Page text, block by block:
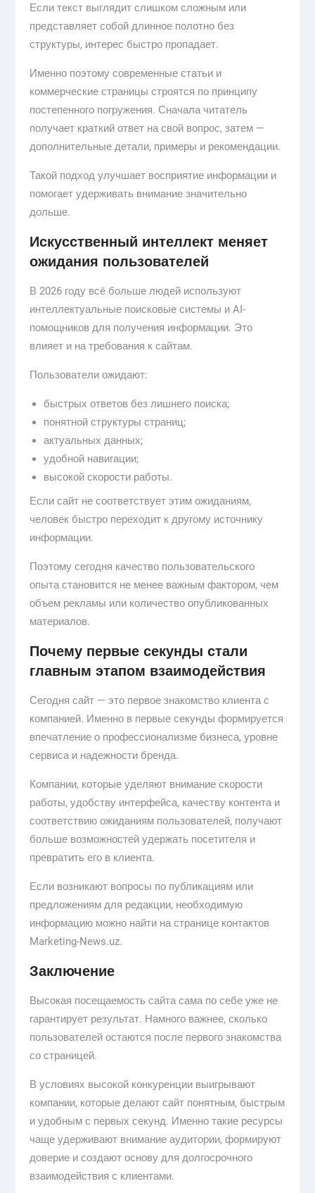
Если текст выглядит слишком сложным или
представляет собой длинное полотно без
структуры, интерес быстро пропадает.
Именно поэтому современные статьи и
коммерческие страницы строятся по принципу
постепенного погружения. Сначала читатель
получает краткий ответ на свой вопрос, затем —
дополнительные детали, примеры и рекомендации.
Такой подход улучшает восприятие информации и
помогает удерживать внимание значительно
дольше.
Искусственный интеллект меняет
ожидания пользователей
В 2026 году всё больше людей используют
интеллектуальные поисковые системы и AI-
помощников для получения информации. Это
влияет и на требования к сайтам.
Пользователи ожидают:
быстрых ответов без лишнего поиска;
понятной структуры страниц;
актуальных данных;
удобной навигации;
высокой скорости работы.
Если сайт не соответствует этим ожиданиям,
человек быстро переходит к другому источнику
информации.
Поэтому сегодня качество пользовательского
опыта становится не менее важным фактором, чем
объем рекламы или количество опубликованных
материалов.
Почему первые секунды стали
главным этапом взаимодействия
Сегодня сайт — это первое знакомство клиента с
компанией. Именно в первые секунды формируется
впечатление о профессионализме бизнеса, уровне
сервиса и надежности бренда.
Компании, которые уделяют внимание скорости
работы, удобству интерфейса, качеству контента и
соответствию ожиданиям пользователей, получают
больше возможностей удержать посетителя и
превратить его в клиента.
Если возникают вопросы по публикациям или
предложениям для редакции, необходимую
информацию можно найти на странице контактов
Marketing-News.uz.
Заключение
Высокая посещаемость сайта сама по себе уже не
гарантирует результат. Намного важнее, сколько
пользователей остаются после первого знакомства
со страницей.
В условиях высокой конкуренции выигрывают
компании, которые делают сайт понятным, быстрым
и удобным с первых секунд. Именно такие ресурсы
чаще удерживают внимание аудитории, формируют
доверие и создают основу для долгосрочного
взаимодействия с клиентами.